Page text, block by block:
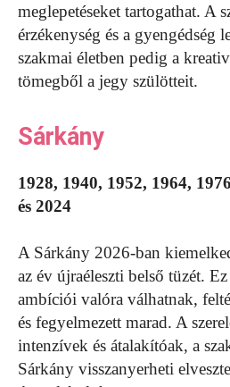
meglepetéseket tartogathat. A
érzékenység és a gyengédség
szakmai életben pedig a
tömegből a jegy szülötteit.
Sárkány
1928, 1940, 1952, 1964,
és 2024
A Sárkány 2026-ban
az év újraéleszti belső tüzét.
ambíciói valóra válhatnak,
és fegyelmezett marad. A
intenzívek és átalakítóak, a
Sárkány visszanyerheti